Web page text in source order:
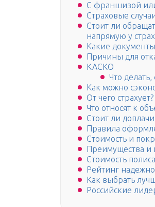
С франшизой
Страховые
Стоит ли
напрямую у
Какие
Причины для
КАСКО
Что
Как можно
От чего страхует?
Что относят к
Стоит ли
Правила
Стоимость и
Преимущества и
Стоимость
Рейтинг
Как выбрать
Российские